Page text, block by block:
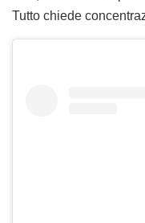
Tutto chiede